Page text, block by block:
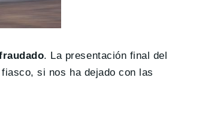
. La presentación final del
si nos ha dejado con las